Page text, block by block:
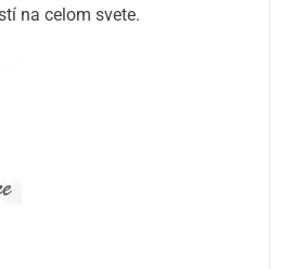
na celom svete.